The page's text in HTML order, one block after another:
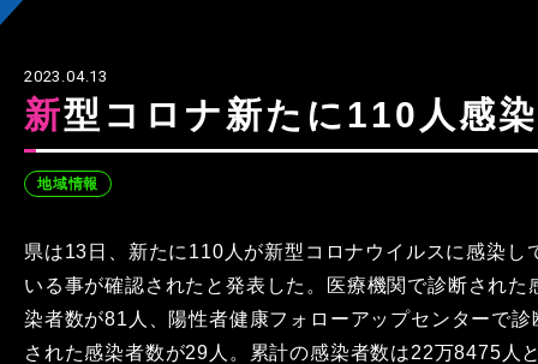
2023.04.13
新型コロナ新たに110人感染
地域情報
県は13日、新たに110人が新型コロナウイルスに感染し
いる事が確認されたと発表した。医療機関で診断された
染者数が81人、陽性者健康フォローアップセンターで診
された感染者数が29人。累計の感染者数は22万8475人